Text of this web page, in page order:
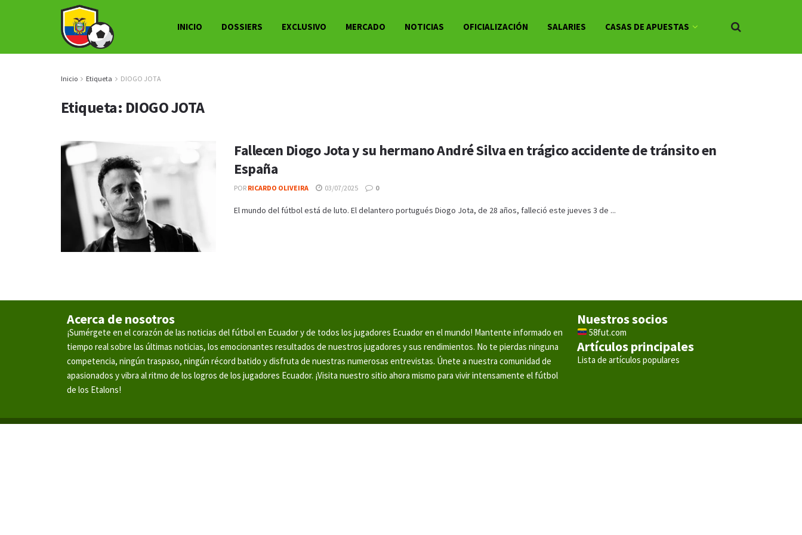
INICIO DOSSIERS EXCLUSIVO MERCADO NOTICIAS OFICIALIZACIÓN SALARIES CASAS DE APUESTAS
Inicio Etiqueta DIOGO JOTA
Etiqueta: DIOGO JOTA
Fallecen Diogo Jota y su hermano André Silva en trágico accidente de tránsito en
España
POR RICARDO OLIVEIRA 03/07/2025 0
El mundo del fútbol está de luto. El delantero portugués Diogo Jota, de 28 años, falleció este jueves 3 de ...
Acerca de nosotros
¡Sumérgete en el corazón de las noticias del fútbol en Ecuador y de todos los jugadores Ecuador en el mundo! Mantente informado en
tiempo real sobre las últimas noticias, los emocionantes resultados de nuestros jugadores y sus rendimientos. No te pierdas ninguna
competencia, ningún traspaso, ningún récord batido y disfruta de nuestras numerosas entrevistas. Únete a nuestra comunidad de
apasionados y vibra al ritmo de los logros de los jugadores Ecuador. ¡Visita nuestro sitio ahora mismo para vivir intensamente el fútbol
de los Etalons!
Nuestros socios
58fut.com
Artículos principales
Lista de artículos populares